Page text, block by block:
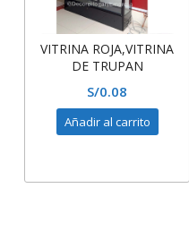
VITRINA ROJA,VITRINA
DE TRUPAN
ALTA
S/0.08
Añadir al carrito